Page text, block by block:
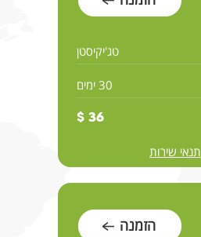
טג'יקיסטן
30 ימים
36 $
תנאי שירות
הזמנה